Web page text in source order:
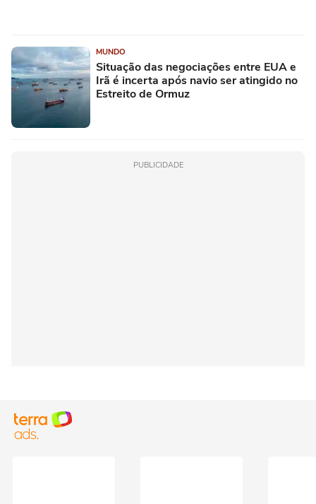
MUNDO
Situação das negociações entre EUA e
Irã é incerta após navio ser atingido no
Estreito de Ormuz
PUBLICIDADE